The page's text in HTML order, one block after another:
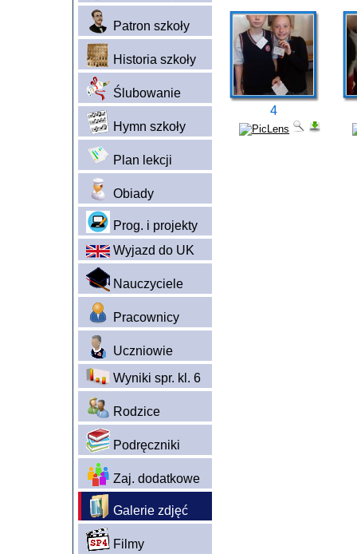
Patron szkoły
Historia szkoły
Ślubowanie
Hymn szkoły
Plan lekcji
Obiady
Prog. i projekty
Wyjazd do UK
Nauczyciele
Pracownicy
Uczniowie
Wyniki spr. kl. 6
Rodzice
Podręczniki
Zaj. dodatkowe
Galerie zdjęć
Filmy
4